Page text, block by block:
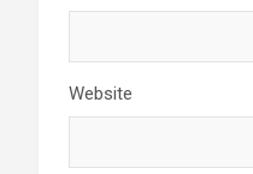
Website